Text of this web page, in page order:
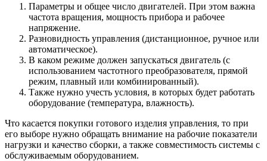
Параметры и общее число двигателей. При этом важна
частота вращения, мощность прибора и рабочее
напряжение.
Разновидность управления (дистанционное, ручное или
автоматическое).
В каком режиме должен запускаться двигатель (с
использованием частотного преобразователя, прямой
режим, плавный или комбинированный).
Также нужно учесть условия, в которых будет работать
оборудование (температура, влажность).
Что касается покупки готового изделия управления, то при
его выборе нужно обращать внимание на рабочие показатели
нагрузки и качество сборки, а также совместимость системы с
обслуживаемым оборудованием.